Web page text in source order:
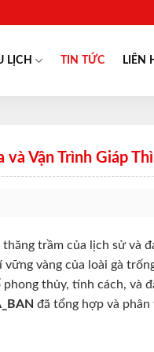
LỊCH TIN TỨC LIÊN
Vận Trình Giáp
trầm của lịch sử và
vàng của loài gà
thủy, tính cách, và
đã tổng hợp và